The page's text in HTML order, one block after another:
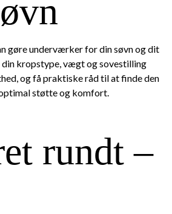
gøre underværker for din søvn og dit
kropstype, vægt og sovestilling
og få praktiske råd til at finde den
støtte og komfort.
rundt –